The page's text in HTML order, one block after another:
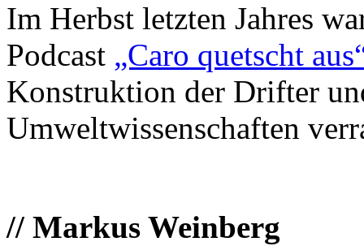
Im Herbst letzten Jahres
Podcast „Caro quetscht
Konstruktion der Drifter
Umweltwissenschaften
// Markus Weinberg